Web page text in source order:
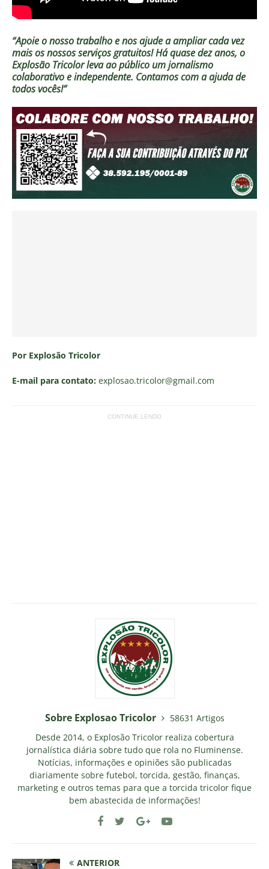
“Apoie o nosso trabalho e nos ajude a ampliar cada vez
mais os nossos serviços gratuitos!Há quase dez anos, o
Explosão Tricolor leva ao público um jornalismo
colaborativo e independente. Contamos com a ajuda de
todos vocês!”
Por Explosão Tricolor
E-mail para contato: explosao.tricolor@gmail.com
CONTINUE LENDO
Sobre Explosao Tricolor
58631 Artigos
Desde 2014, o Explosão Tricolor realiza cobertura
jornalística diária sobre tudo que rola no Fluminense.
Notícias, informações e opiniões são publicadas
diariamente sobre futebol, torcida, gestão, finanças,
marketing e outros temas para que a torcida tricolor fique
bem abastecida de informações!
ANTERIOR